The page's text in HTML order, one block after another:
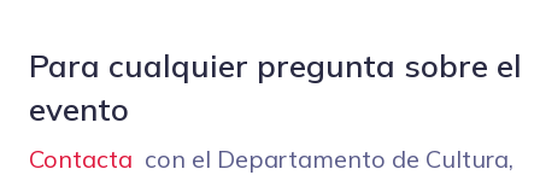
Para cualquier pregunta sobre el
evento
Contacta con el Departamento de Cultura,